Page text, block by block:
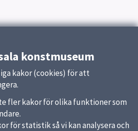
konstmuseum
kakor (cookies) för att
fler kakor för olika funktioner som
för statistik så vi kan analysera och